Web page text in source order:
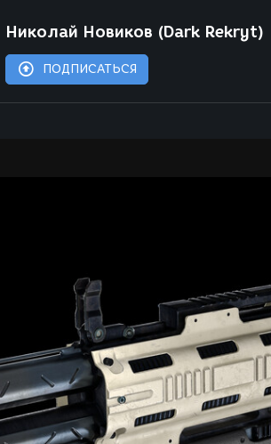
Николай Новиков (Dark Rekryt)
ПОДПИСАТЬСЯ